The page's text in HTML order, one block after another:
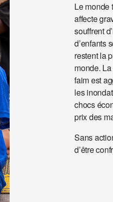
Le monde
affecte
souffrent
d’enfants
restent la
monde.
faim est
les
chocs
prix des
Sans
d’être